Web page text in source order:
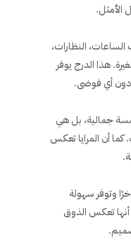
الأمثل.
النظارات،
هذا الدرج يوفر
دون أي فوضى.
جمالية، بل هي
أن المرايا تعكس
وتوفر سهولة
تعكس الذوق